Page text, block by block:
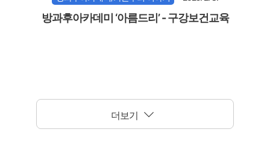
방과후아카데미 ‘아름드리’ - 구강보건교육
더보기